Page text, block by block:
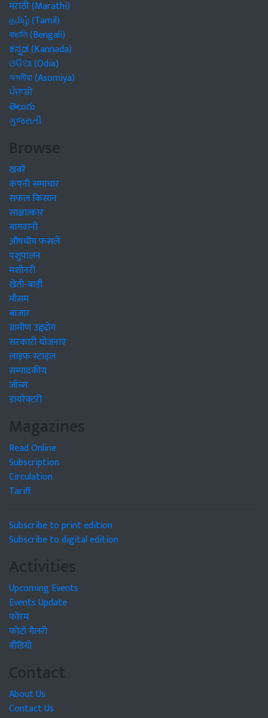
मराठी (Marathi)
தமிழ் (Tamil)
বাঙালি (Bengali)
ಕನ್ನಡ (Kannada)
ଓଡିଆ (Odia)
অসমীয়া (Asomiya)
ਪੰਜਾਬੀ
తెలుగు
ગુજરાતી
Browse
खबरें
कंपनी समाचार
सफल किसान
साक्षात्कार
बागवानी
औषधीय फसलें
पशुपालन
मशीनरी
खेती-बाड़ी
मौसम
बाजार
ग्रामीण उद्द्योग
सरकारी योजनाएं
लाइफ स्टाइल
सम्पादकीय
जॉब्स
डायरेक्टरी
Magazines
Read Online
Subscription
Circulation
Tariff
Subscribe to print edition
Subscribe to digital edition
Activities
Upcoming Events
Events Update
फोरम
फोटो गैलरी
वीडियो
Contact
About Us
Contact Us